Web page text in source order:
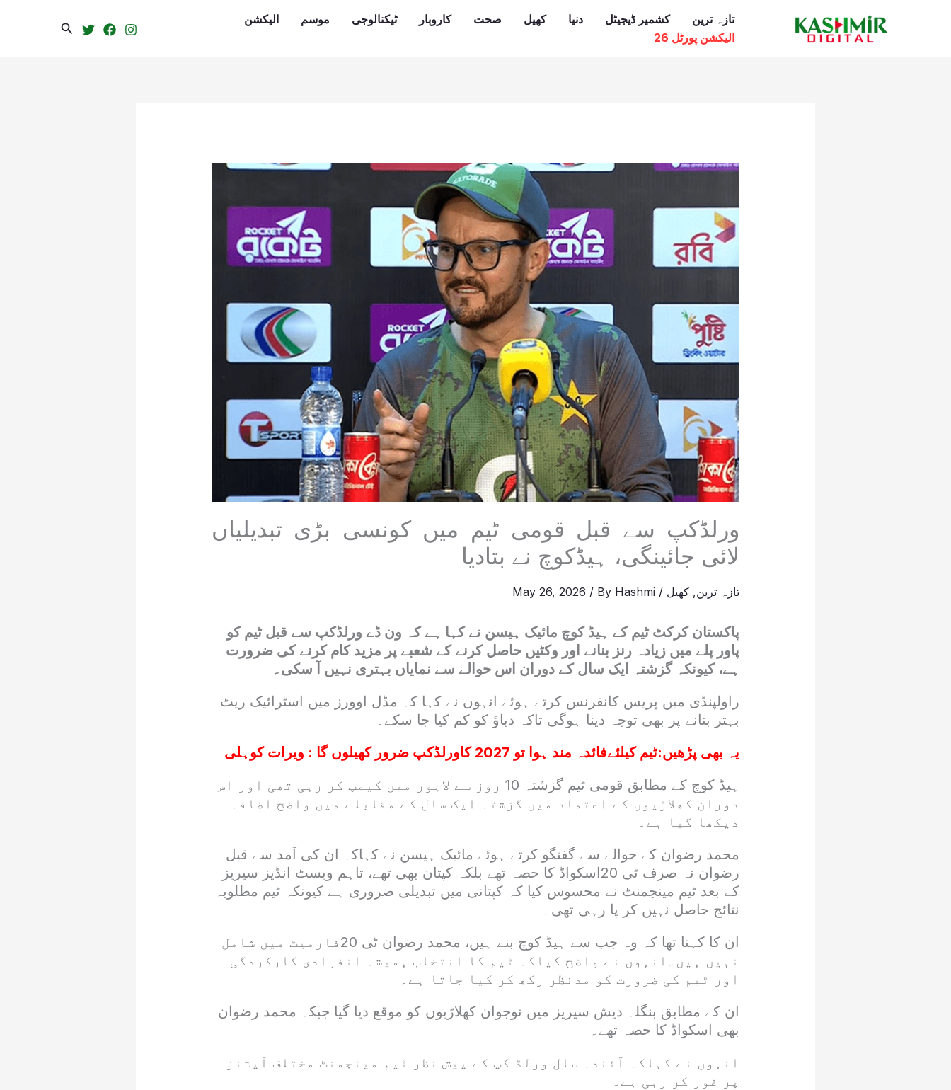
تازہ ترین کشمیر ڈیجیٹل دنیا کھیل صحت کاروبار ٹیکنالوجی موسم
الیکشن
الیکشن پورٹل 26
Search
ورلڈکپ سے قبل قومی ٹیم میں کونسی بڑی تبدیلیاں
لائی جائینگی، ہیڈکوچ نے بتادیا
تازہ ترین, کھیل /
May 26, 2026 / By Hashmi
پاکستان کرکٹ ٹیم کے ہیڈ کوچ مائیک ہیسن نے کہا ہے کہ ون ڈے ورلڈکپ سے قبل ٹیم کو
پاور پلے میں زیادہ رنز بنانے اور وکٹیں حاصل کرنے کے شعبے پر مزید کام کرنے کی ضرورت
ہے، کیونکہ گزشتہ ایک سال کے دوران اس حوالے سے نمایاں بہتری نہیں آ سکی۔
راولپنڈی میں پریس کانفرنس کرتے ہوئے انہوں نے کہا کہ مڈل اوورز میں اسٹرائیک ریٹ
بہتر بنانے پر بھی توجہ دینا ہوگی تاکہ دباؤ کو کم کیا جا سکے۔
یہ بھی پڑھیں:ٹیم کیلئےفائدہ مند ہوا تو 2027 کاورلڈکپ ضرور کھیلوں گا : ویرات کوہلی
ہیڈ کوچ کے مطابق قومی ٹیم گزشتہ 10 روز سے لاہور میں کیمپ کر رہی تھی اور اس
دوران کھلاڑیوں کے اعتماد میں گزشتہ ایک سال کے مقابلے میں واضح اضافہ
دیکھا گیا ہے۔
محمد رضوان کے حوالے سے گفتگو کرتے ہوئے مائیک ہیسن نے کہاکہ ان کی آمد سے قبل
رضوان نہ صرف ٹی 20اسکواڈ کا حصہ تھے بلکہ کپتان بھی تھے، تاہم ویسٹ انڈیز سیریز
کے بعد ٹیم مینجمنٹ نے محسوس کیا کہ کپتانی میں تبدیلی ضروری ہے کیونکہ ٹیم مطلوبہ
نتائج حاصل نہیں کر پا رہی تھی۔
ان کا کہنا تھا کہ وہ جب سے ہیڈ کوچ بنے ہیں، محمد رضوان ٹی 20فارمیٹ میں شامل
نہیں ہیں۔انہوں نے واضح کیاکہ ٹیم کا انتخاب ہمیشہ انفرادی کارکردگی
اور ٹیم کی ضرورت کو مدنظر رکھ کر کیا جاتا ہے۔
ان کے مطابق بنگلہ دیش سیریز میں نوجوان کھلاڑیوں کو موقع دیا گیا جبکہ محمد رضوان
بھی اسکواڈ کا حصہ تھے۔
انہوں نے کہاکہ آئندہ سال ورلڈ کپ کے پیش نظر ٹیم مینجمنٹ مختلف آپشنز
پر غور کر رہی ہے۔